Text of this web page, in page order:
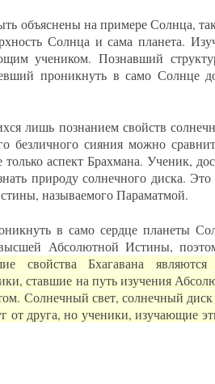
объяснены на примере Солнца,
Солнца и сама планета.
учеником. Познавший
проникнуть в само Солнце
лишь познанием свойств
безличного сияния можно
аспект Брахмана. Ученик,
природу солнечного диска. Это
называемого Параматмой.
в само сердце планеты
Абсолютной Истины,
свойства Бхагавана
ставшие на путь изучения
Солнечный свет, солнечный
друга, но ученики, изучающие